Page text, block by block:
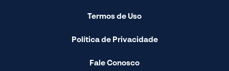
Termos de Uso
Política de Privacidade
Fale Conosco